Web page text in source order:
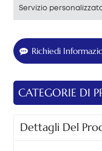
Servizio
Richiedi
CATEGORIE DI
Dettagli Del